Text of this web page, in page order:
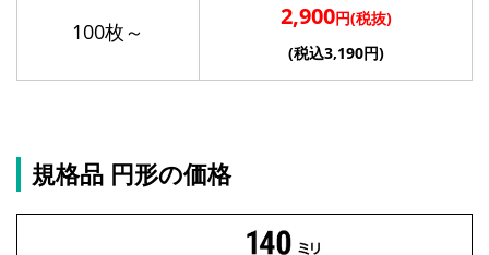
100枚～
2,900円(税抜)
(税込3,190円)
規格品 円形の価格